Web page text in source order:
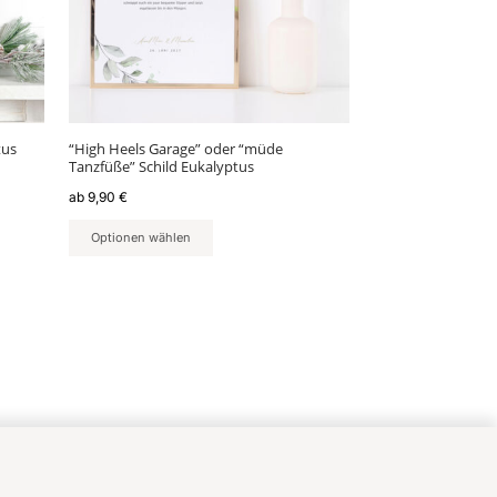
“High Heels Garage” oder “müde
Tanzfüße” Schild Eukalyptus
ab 9,90 €
Optionen wählen
Optionen
können
auf
der
werden